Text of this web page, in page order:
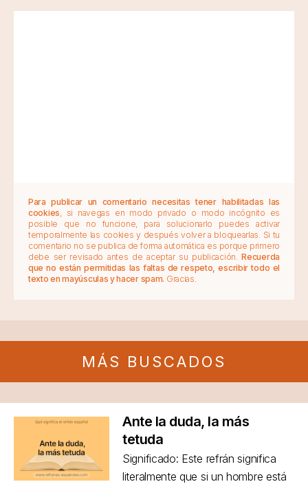
Para publicar un comentario necesitas tener habilitadas las
cookies , si navegas en modo privado o modo incógnito es
posible que no funcione, para solucionarlo puedes activar
temporalmente las cookies y después volver a bloquearlas. Si tu
comentario no se publica de forma automática es porque primero
debe ser revisado antes de aceptar su publicación.Recuerda
que no están permitidas las faltas de respeto, escribir todo el
texto en mayúsculas y hacer spam. Gracias.
MÁS BUSCADOS
Ante la duda, la más
tetuda
Significado: Este refrán significa
literalmente que si un hombre está